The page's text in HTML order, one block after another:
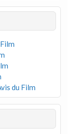
du Film